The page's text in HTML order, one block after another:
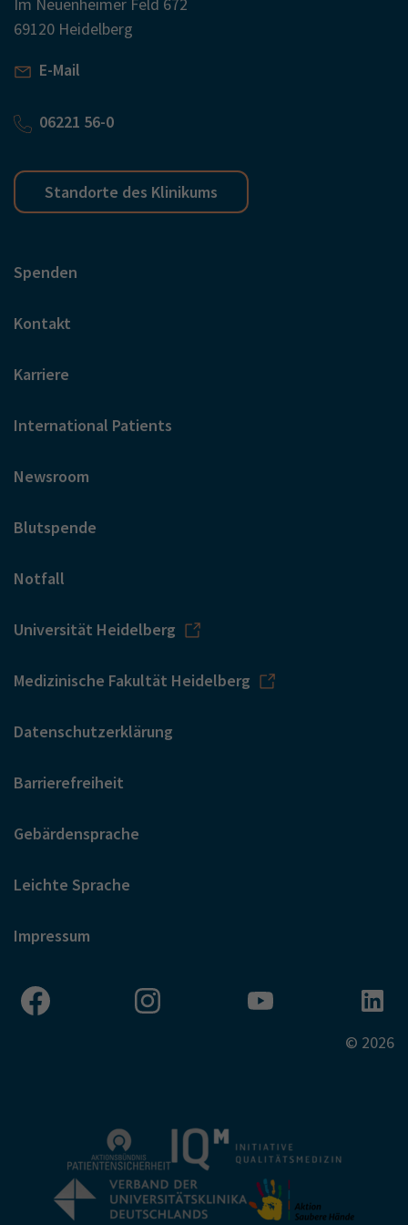
69120 Heidelberg
E-Mail
06221 56-0
Standorte des Klinikums
Spenden
Kontakt
Karriere
International Patients
Newsroom
Blutspende
Notfall
Universität Heidelberg
Medizinische Fakultät Heidelberg
Datenschutzerklärung
Barrierefreiheit
Gebärdensprache
Leichte Sprache
Impressum
© 2026